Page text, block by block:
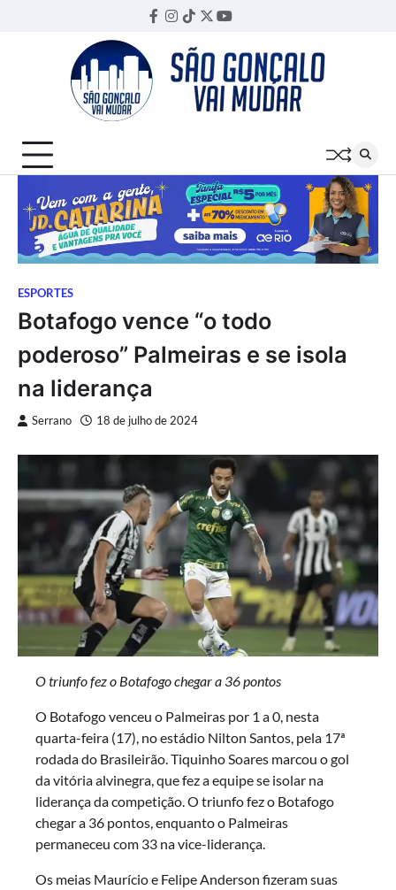
Facebook
Instagram
TikTok
TwitterYouTube
ESPORTES
Botafogo vence “o todo
poderoso” Palmeiras e se isola
na liderança
Serrano 18 de julho de 2024
O triunfo fez o Botafogo chegar a 36 pontos
O Botafogo venceu o Palmeiras por 1 a 0, nesta
quarta-feira (17), no estádio Nilton Santos, pela 17ª
rodada do Brasileirão. Tiquinho Soares marcou o gol
da vitória alvinegra, que fez a equipe se isolar na
liderança da competição. O triunfo fez o Botafogo
chegar a 36 pontos, enquanto o Palmeiras
permaneceu com 33 na vice-liderança.
Os meias Maurício e Felipe Anderson fizeram suas